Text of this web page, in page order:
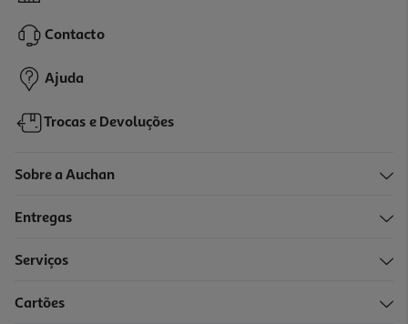
Contacto
Ajuda
Trocas e Devoluções
Sobre a Auchan
Entregas
Serviços
Cartões